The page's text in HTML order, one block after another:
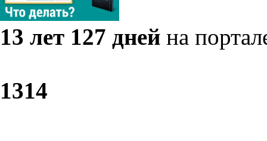
13 лет 127 дней на
1314